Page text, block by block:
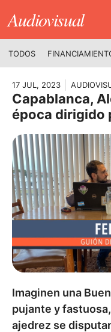
Audiovisual
TODOS
17 JUL, 2023
Capablanca,
época dirigido
Imaginen una
pujante y
ajedrez se